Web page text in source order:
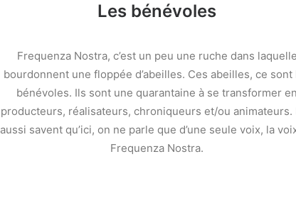
Les bénévoles
Frequenza Nostra, c’est un peu une ruche dans laquelle
bourdonnent une floppée d’abeilles. Ces abeilles, ce sont
bénévoles. Ils sont une quarantaine à se transformer en
producteurs, réalisateurs, chroniqueurs et/ou animateurs.
aussi savent qu’ici, on ne parle que d’une seule voix, la
Frequenza Nostra.